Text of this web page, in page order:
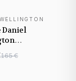
Petite
36mm maille
165 €